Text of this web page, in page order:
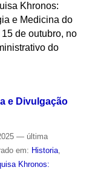
Khronos:
e Medicina do
de outubro, no
do
e Divulgação
— última
em: Historia,
Khronos: